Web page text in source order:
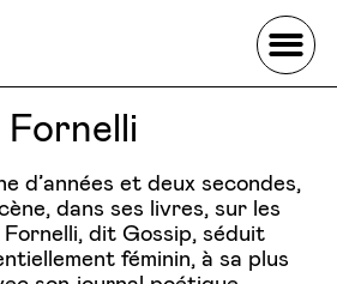
d’années et deux secondes,
dans ses livres, sur les
dit Gossip, séduit
féminin, à sa plus